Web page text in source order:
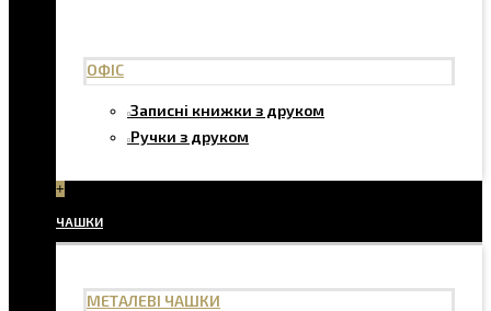
ОФІС
Записні книжки з друком
Ручки з друком
+
ЧАШКИ
МЕТАЛЕВІ ЧАШКИ